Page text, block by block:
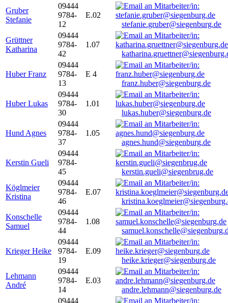
Gruber
Stefanie
09444
9784-
12
E.02
stefanie.gruber@siegenburg.de
Grüttner
Katharina
09444
9784-
42
1.07
Huber Franz
09444
9784-
13
E 4
franz.huber@siegenburg.de
Huber Lukas
09444
9784-
30
1.01
lukas.huber@siegenburg.de
Hund Agnes
09444
9784-
37
1.05
agnes.hund@siegenburg.de
Kerstin Gueli
09444
9784-
45
kerstin.gueli@siegenbrug.de
Köglmeier
Kristina
09444
9784-
46
E.07
Konschelle
Samuel
09444
9784-
44
1.08
Krieger Heike
09444
9784-
19
E.09
heike.krieger@siegenburg.de
Lehmann
André
09444
9784-
14
E.03
andre.lehmann@siegenburg.de
09444